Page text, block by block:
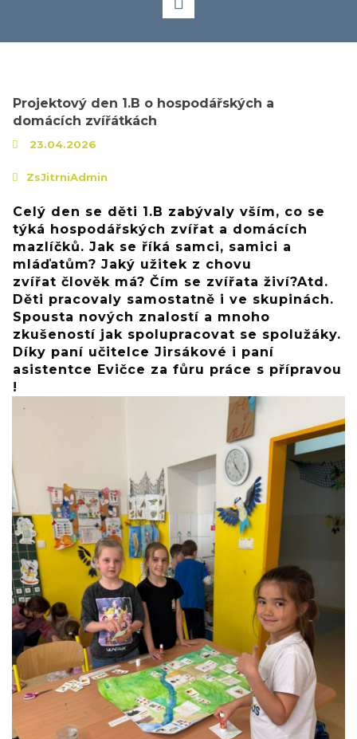
Projektový den 1.B o hospodářských a
domácích zvířátkách
23.04.2026
ZsJitrniAdmin
Celý den se děti 1.B zabývaly vším, co se
týká hospodářských zvířat a domácích
mazlíčků. Jak se říká samci, samici a
mláďatům? Jaký užitek z chovu
zvířat člověk má? Čím se zvířata živí?Atd.
Děti pracovaly samostatně i ve skupinách.
Spousta nových znalostí a mnoho
zkušeností jak spolupracovat se spolužáky.
Díky paní učitelce Jirsákové i paní
asistentce Evičce za fůru práce s přípravou
!